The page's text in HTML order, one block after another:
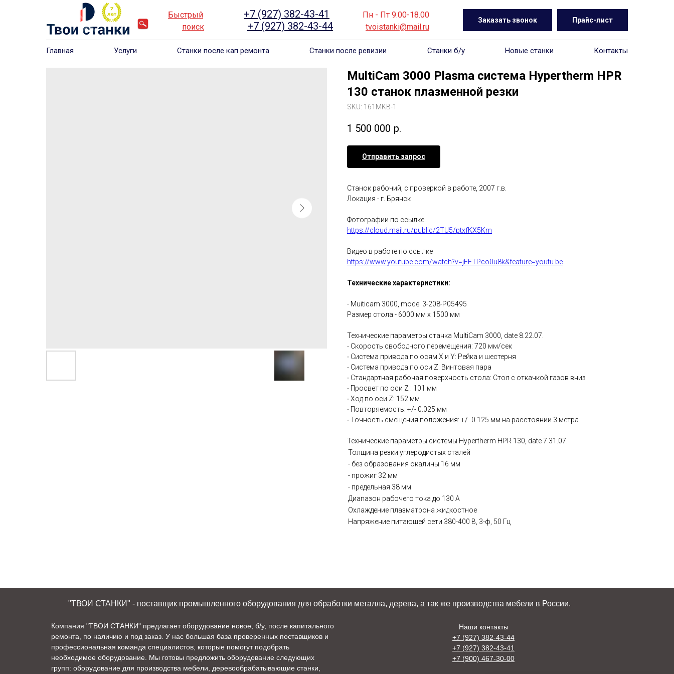
Быстрый +7 (927) 382-43-41 Пн - Пт 9.00-18.00
поиск
+7 (927) 382-43-44 tvoistanki@mail.ru
Заказать звонок Прайс-лист
Главная Услуги Станки после кап ремонта Станки после ревизии Станки б/у Новые станки Контакты
MultiCam 3000 Plasma система Hypertherm HPR
130 cтанок плазменной резки
SKU: 161MKB-1
1 500 000 р.
Отправить запрос
Станок рабочий, с проверкой в работе, 2007 г.в.
Локация - г. Брянск
Фотографии по ссылке
https://cloud.mail.ru/public/2TU5/ptxfKX5Km
Видео в работе по ссылке
https://www.youtube.com/watch?v=jFFTPco0u8k&feature=youtu.be
Технические характеристики:
- Мuiticam 3000, model 3-208-P05495
Размер стола - 6000 мм х 1500 мм
Технические параметры станка MultiCam 3000, date 8.22.07.
∙ Скорость свободного перемещения: 720 мм/сек
∙ Система привода по осям X и Y: Рейка и шестерня
∙ Система привода по оси Z: Винтовая пара
∙ Стандартная рабочая поверхность стола: Стол с откачкой газов вниз
∙ Просвет по оси Z : 101 мм
∙ Ход по оси Z: 152 мм
∙ Повторяемость: +/- 0.025 мм
∙ Точность смещения положения: +/- 0.125 мм на расстоянии 3 метра
Технические параметры системы Hypertherm HPR 130, date7.31.07.
Толщина резки углеродистых сталей
- без образования окалины 16 мм
- прожиг 32 мм
- предельная 38 мм
Диапазон рабочего тока до 130 А
Охлаждение плазматрона жидкостное
Напряжение питающей сети 380-400 В, 3-ф, 50 Гц
"ТВОИ СТАНКИ" - поставщик промышленного оборудования для обработки металла, дерева, а так же производства мебели в России.
Компания "ТВОИ СТАНКИ" предлагает оборудование новое, б/у, после капитального
ремонта, по наличию и под заказ. У нас большая база проверенных поставщиков и
профессиональная команда специалистов, которые помогут подобрать
необходимое оборудование. Мы готовы предложить оборудование следующих
групп: оборудование для производства мебели, деревообрабатывающие станки,
Наши контакты
+7 (927) 382-43-44
+7 (927) 382-43-41
+7 (900) 467-30-00